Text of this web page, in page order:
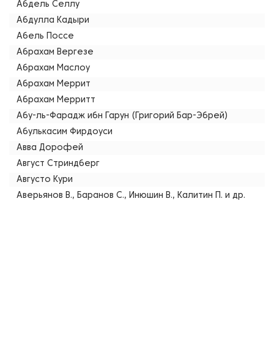
Абдель Селлу
Абдулла Кадыри
Абель Поссе
Абрахам Вергезе
Абрахам Маслоу
Абрахам Меррит
Абрахам Мерритт
Абу-ль-Фарадж ибн Гарун (Григорий Бар-Эбрей)
Абулькасим Фирдоуси
Авва Дорофей
Август Стриндберг
Августо Кури
Аверьянов В., Баранов С., Инюшин В., Калитин П. и др.